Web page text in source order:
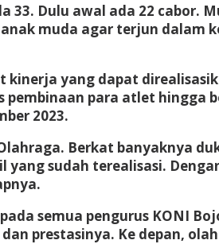
33. Dulu awal ada 22 cabor.
muda agar terjun dalam
kinerja yang dapat
para atlet hingga
2023.
Berkat banyaknya
sudah terealisasi.
semua pengurus KONI
prestasinya. Ke depan,